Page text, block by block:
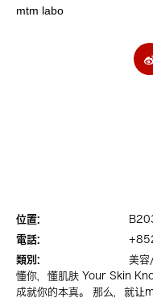
mtm labo
位置:
電話:
類別:
美容
懂你，懂肌肤 Your Skin
成就你的本真。 那么，就让